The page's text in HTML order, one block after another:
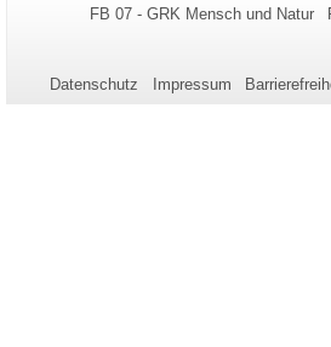
dieser
Seiten-
FB 07 - GRK Mensch und Natur
Datenschutz Impressum